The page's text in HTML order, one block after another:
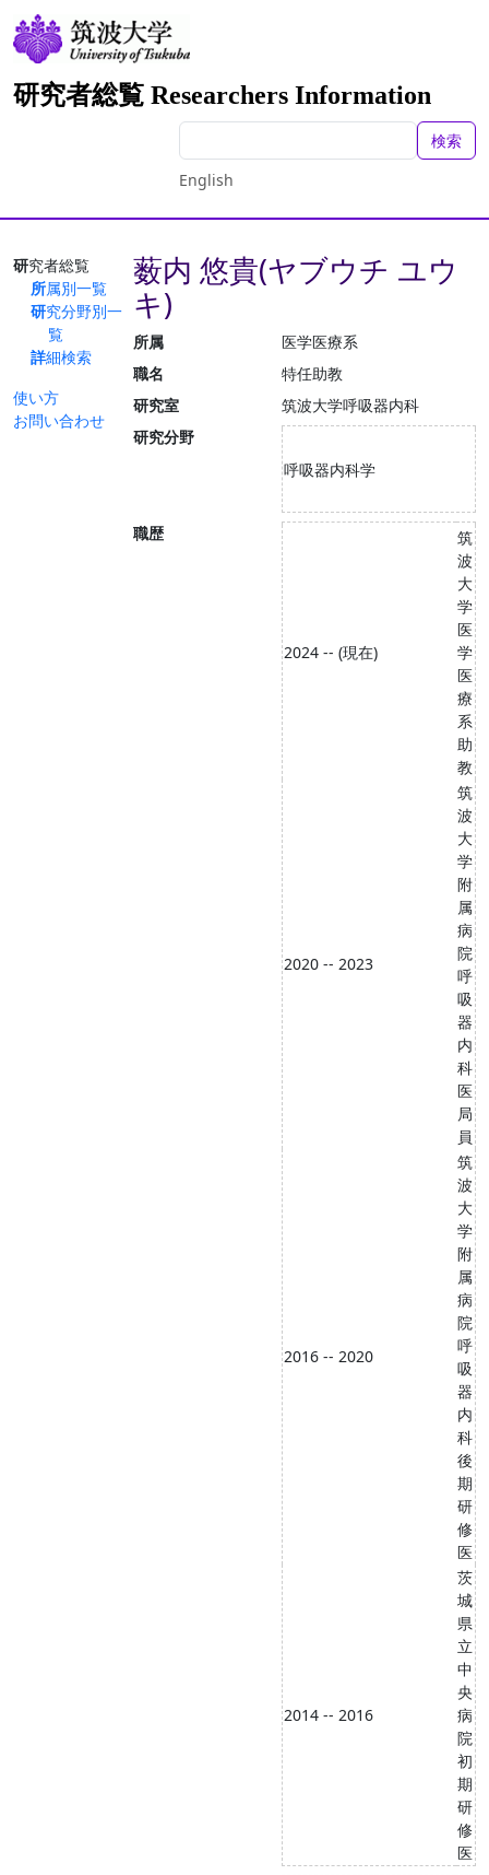
研究者総覧 Researchers Information
検索
English
研究者総覧
所属別一覧
研究分野別一
覧
詳細検索
使い方
お問い合わせ
薮内 悠貴(ヤブウチ ユウ
キ)
所属
医学医療系
職名
特任助教
研究室
筑波大学呼吸器内科
研究分野
呼吸器内科学
職歴
2024 -- (現在)
筑
波
大
学
医
学
医
療
系
助
教
2020 -- 2023
筑
波
大
学
附
属
病
院
呼
吸
器
内
科
医
局
員
2016 -- 2020
筑
波
大
学
附
属
病
院
呼
吸
器
内
科
後
期
研
修
医
2014 -- 2016
茨
城
県
立
中
央
病
院
初
期
研
修
医